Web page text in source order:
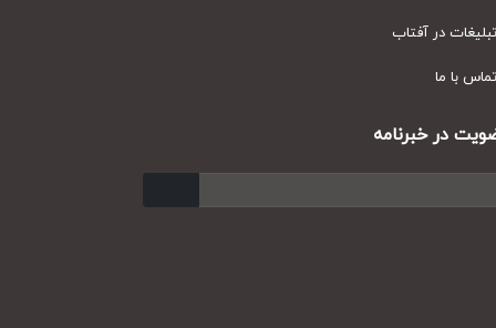
در آفتاب
با ما
در خبرنامه